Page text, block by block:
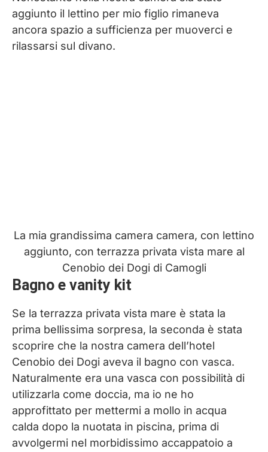
aggiunto il lettino per mio figlio rimaneva
ancora spazio a sufficienza per muoverci e
rilassarsi sul divano.
La mia grandissima camera camera, con lettino
aggiunto, con terrazza privata vista mare al
Cenobio dei Dogi di Camogli
Bagno e vanity kit
Se la terrazza privata vista mare è stata la
prima bellissima sorpresa, la seconda è stata
scoprire che la nostra camera dell’hotel
Cenobio dei Dogi aveva il bagno con vasca.
Naturalmente era una vasca con possibilità di
utilizzarla come doccia, ma io ne ho
approfittato per mettermi a mollo in acqua
calda dopo la nuotata in piscina, prima di
avvolgermi nel morbidissimo accappatoio a